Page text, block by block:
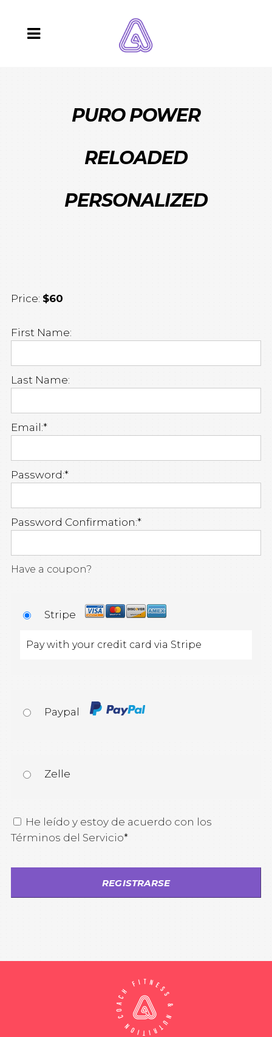
PURO POWER
RELOADED
PERSONALIZED
Price: $60
First Name:
Last Name:
Email:*
Password:*
Password Confirmation:*
Have a coupon?
Stripe
Pay with your credit card via Stripe
Paypal
Zelle
He leído y estoy de acuerdo con los
Términos del Servicio*